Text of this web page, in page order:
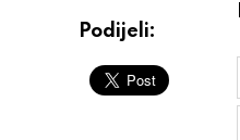
Podijeli: